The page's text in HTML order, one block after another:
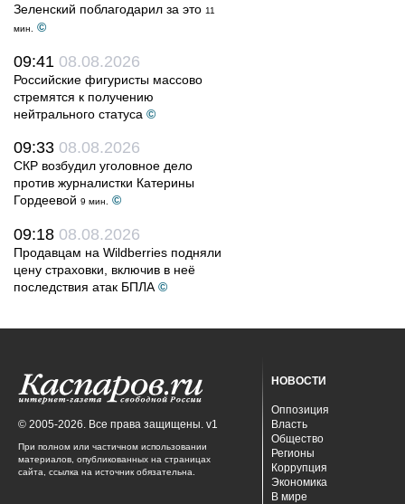
Зеленский поблагодарил за это 11
мин.
©
09:41 08.08.2026
Российские фигуристы массово
стремятся к получению
нейтрального статуса ©
09:33 08.08.2026
СКР возбудил уголовное дело
против журналистки Катерины
Гордеевой 9 мин. ©
09:18 08.08.2026
Продавцам на Wildberries подняли
цену страховки, включив в неё
последствия атак БПЛА ©
© 2005-2026. Все права защищены. v1
При полном или частичном использовании
материалов, опубликованных на страницах
сайта, ссылка на источник обязательна.
НОВОСТИ
Оппозиция
Власть
Общество
Регионы
Коррупция
Экономика
В мире